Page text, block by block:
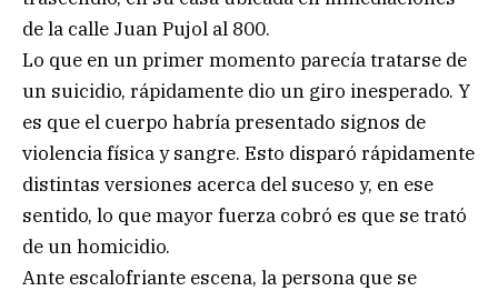
de la calle Juan Pujol al 800.
Lo que en un primer momento parecía tratarse de
un suicidio, rápidamente dio un giro inesperado. Y
es que el cuerpo habría presentado signos de
violencia física y sangre. Esto disparó rápidamente
distintas versiones acerca del suceso y, en ese
sentido, lo que mayor fuerza cobró es que se trató
de un homicidio.
Ante escalofriante escena, la persona que se